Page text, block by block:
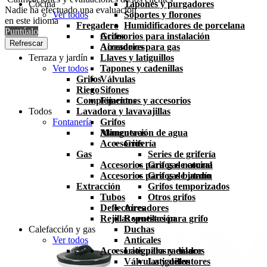
Cocina
Ver todos
Fregadero
Grifos
Aireadores
Llaves y latiguillos
Tapones y cadenillas
Válvulas
Sifones
Fijaciones y accesorios
Lavadora y lavavajillas
Grifos
Mangueras
Accesorios
Gas
Accesorios para gas natural
Accesorios para gas butano
Extracción
Tubos
Deflectores
Rejillas ventilación
Calefacción y gas
Ver todos
Accesorios para radiador
Válvulas y detentores
Tapones y purgadores
Soportes y florones
Humidificadores de porcelana
Accesorios para instalación
Accesorios para gas
Terraza y jardín
Ver todos
Grifos
Riego
Complementos
Todos
Fontanería
Alimentación de agua
Grifería
Series de grifería
Grifos de cocina
Grifos de jardín
Grifos temporizados
Otros grifos
Aireadores
Repuestos para grifo
Duchas
Anticales
Latiguillos y enlaces
Latiguillos
Nadie ha efectuado una evaluación
en este idioma
Puntúalo